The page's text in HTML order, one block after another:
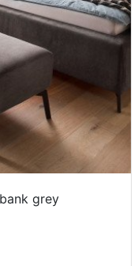
grey